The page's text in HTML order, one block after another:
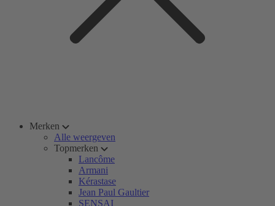
Merken
Alle weergeven
Topmerken
Lancôme
Armani
Kérastase
Jean Paul Gaultier
SENSAI